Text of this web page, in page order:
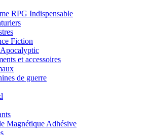
RPG Indispensable
Fiction
et accessoires
de guerre
Magnétique Adhésive